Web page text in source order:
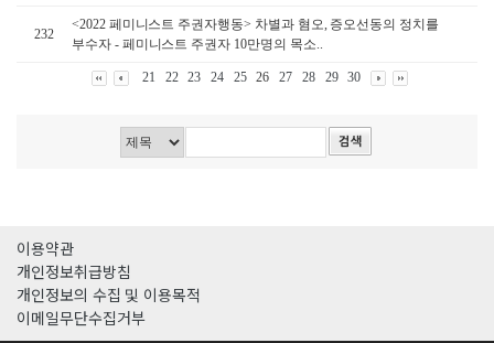
232
<2022 페미니스트 주권자행동> 차별과 혐오, 증오선동의 정치를
부수자 - 페미니스트 주권자 10만명의 목소..
21 22 23 24 25 26 27 28 29 30
이용약관
개인정보취급방침
개인정보의 수집 및 이용목적
이메일무단수집거부